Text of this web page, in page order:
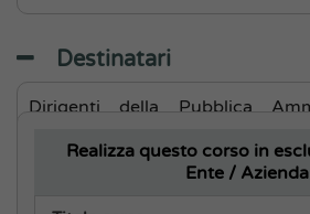
Destinatari
Dirigenti della Pubblica
della comunicazione,
Realizza questo corso in
Ente / Azienda